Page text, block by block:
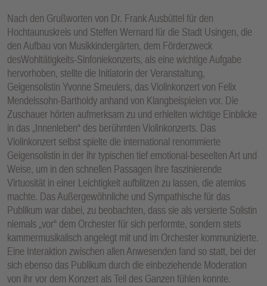
Nach den Grußworten von Dr. Frank Ausbüttel für den
Hochtaunuskreis und Steffen Wernard für die Stadt Usingen, die
den Aufbau von Musikkindergärten, dem Förderzweck
desWohltätigkeits-Sinfoniekonzerts, als eine wichtige Aufgabe
hervorhoben, stellte die Initiatorin der Veranstaltung,
Geigensolistin Yvonne Smeulers, das Violinkonzert von Felix
Mendelssohn-Bartholdy anhand von Klangbeispielen vor. Die
Zuschauer hörten aufmerksam zu und erhielten wichtige Einblicke
in das „Innenleben“ des berühmten Violinkonzerts. Das
Violinkonzert selbst spielte die international renommierte
Geigensolistin in der ihr typischen tief emotional-beseelten Art und
Weise, um in den schnellen Passagen ihre faszinierende
Virtuosität in einer Leichtigkeit aufblitzen zu lassen, die atemlos
machte. Das Außergewöhnliche und Sympathische für das
Publikum war dabei, zu beobachten, dass sie als versierte Solistin
niemals „vor“ dem Orchester für sich performte, sondern stets
kammermusikalisch angelegt mit und im Orchester kommunizierte.
Eine Interaktion zwischen allen Anwesenden fand so statt, bei der
sich ebenso das Publikum durch die einbeziehende Moderation
von ihr vor dem Konzert als Teil des Ganzen fühlen konnte.